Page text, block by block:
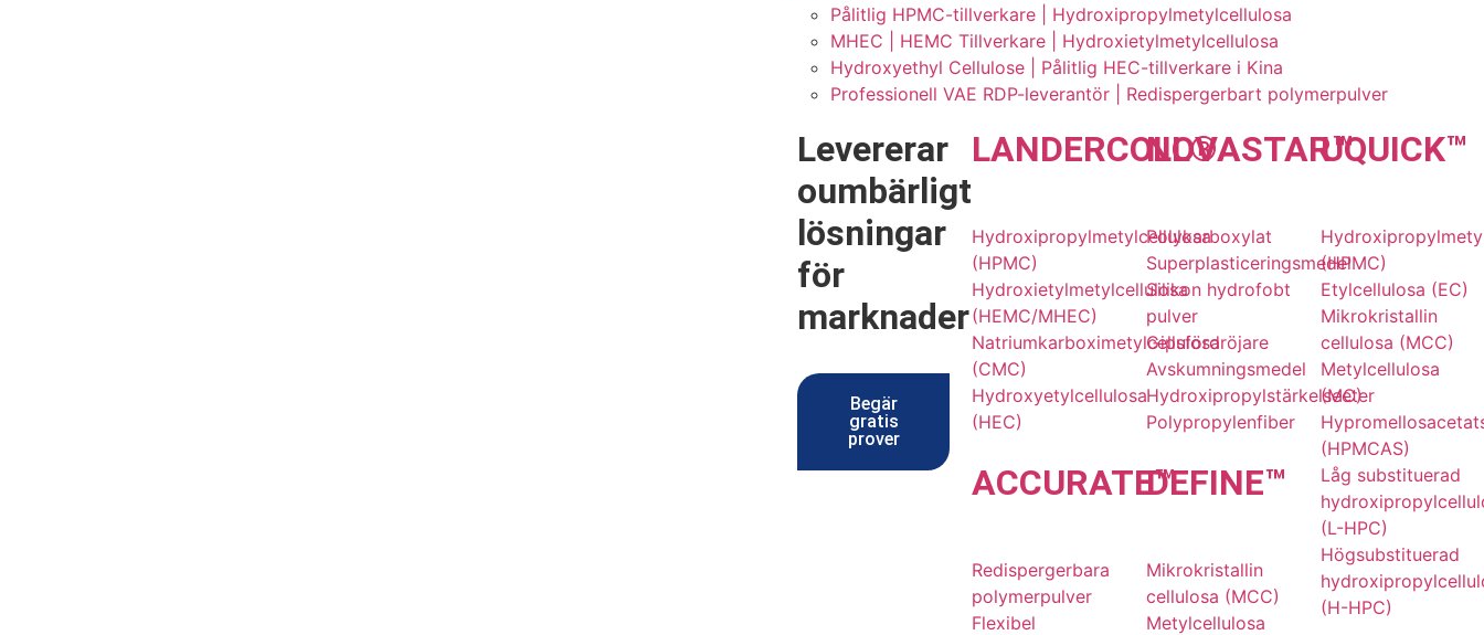
Pålitlig HPMC-tillverkare | Hydroxipropylmetylcellulosa
MHEC | HEMC Tillverkare | Hydroxietylmetylcellulosa
Hydroxyethyl Cellulose | Pålitlig HEC-tillverkare i Kina
Professionell VAE RDP-leverantör | Redispergerbart polymerpulver
Levererar
oumbärligt
lösningar
för
marknader
Begär
gratis
prover
LANDERCOLL®
Hydroxipropylmetylcellulosa
(HPMC)
Hydroxietylmetylcellulosa
(HEMC/MHEC)
Natriumkarboximetylcellulosa
(CMC)
Hydroxyetylcellulosa
(HEC)
ACCURATE™
Redispergerbara
polymerpulver
Flexibel
NOVASTAR™
Polykarboxylat
Superplasticeringsmedel
Silikon hydrofobt
pulver
Gipsfördröjare
Avskumningsmedel
Hydroxipropylstärkelseeter
Polypropylenfiber
DEFINE™
Mikrokristallin
cellulosa (MCC)
Metylcellulosa
UQUICK™
(HPMC)
Etylcellulosa (EC)
Mikrokristallin
cellulosa (MCC)
Metylcellulosa
(MC)
(HPMCAS)
Låg substituerad
(L-HPC)
Högsubstituerad
(H-HPC)